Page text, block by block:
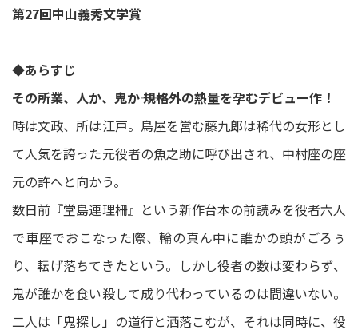
第27回中山義秀文学賞
◆あらすじ
その所業、人か、鬼か―― 規格外の熱量を孕むデビュー作！
時は文政、所は江戸。鳥屋を営む藤九郎は稀代の女形とし
て人気を誇った元役者の魚之助に呼び出され、中村座の座
元の許へと向かう。
数日前『堂島連理柵』という新作台本の前読みを役者六人
で車座でおこなった際、輪の真ん中に誰かの頭がごろぅ
り、転げ落ちてきたという。しかし役者の数は変わらず、
鬼が誰かを食い殺して成り代わっているのは間違いない。
二人は「鬼探し」の道行と洒落こむが、それは同時に、役